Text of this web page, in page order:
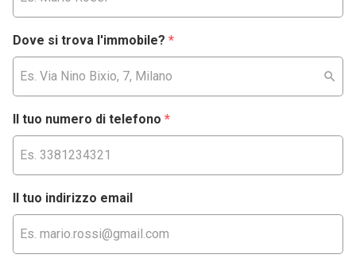
Dove si trova l'immobile? *
Il tuo numero di telefono *
Il tuo indirizzo email